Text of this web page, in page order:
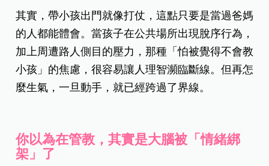
其實，帶小孩出門就像打仗，這點只要是當過爸媽
的人都能體會。當孩子在公共場所出現脫序行為，
加上周遭路人側目的壓力，那種「怕被覺得不會教
小孩」的焦慮，很容易讓人理智瀕臨斷線。但再怎
麼生氣，一旦動手，就已經跨過了界線。
你以為在管教，其實是大腦被「情緒綁
架」了